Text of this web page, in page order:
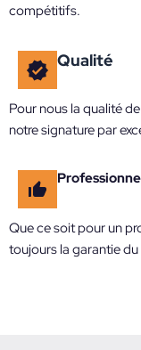
compétitifs.
Qualité
Pour nous la qualité
notre signature par
Que ce soit pour un
toujours la garantie